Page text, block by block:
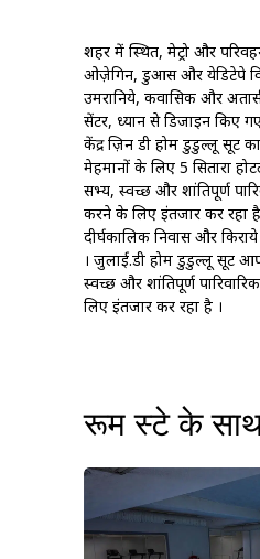
शहर में स्थित, मेट्रो और
ओज़ेगिन, डुआस और येडिटेपे
उमरानिये, कवासिक और
सेंटर, ध्यान से डिजाइन किए
केंद्र ज़िन डी होम डुडुल्लू सूट
मेहमानों के लिए 5 सितारा
सभ्य, स्वच्छ और शांतिपूर्ण
करने के लिए इंतजार कर
दीर्घकालिक निवास और
। जुलाई.डी होम डुडुल्लू सूट
स्वच्छ और शांतिपूर्ण
लिए इंतजार कर रहा है ।
रूम स्टे के